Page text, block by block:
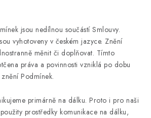
jsou nedílnou součástí Smlouvy.
vyhotoveny v českém jazyce. Znění
měnit či doplňovat. Tímto
práva a povinnosti vzniklá po dobu
Podmínek.
primárně na dálku. Proto i pro naši
prostředky komunikace na dálku,